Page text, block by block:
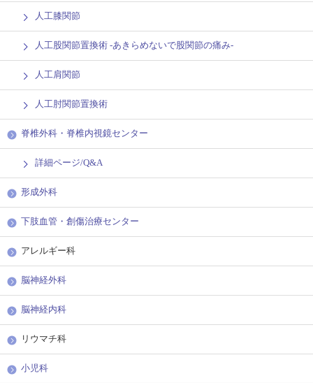
人工膝関節
人工股関節置換術 -あきらめないで股関節の痛み-
人工肩関節
人工肘関節置換術
脊椎外科・脊椎内視鏡センター
詳細ページ/Q&A
形成外科
下肢血管・創傷治療センター
アレルギー科
脳神経外科
脳神経内科
リウマチ科
小児科